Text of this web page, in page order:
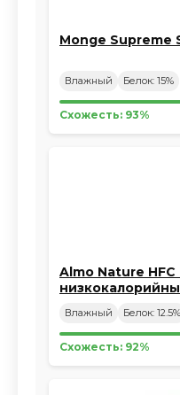
Monge Supreme
Влажный Белок: 15%
Схожесть: 93%
Almo Nature
Влажный Белок: 12.5%
Схожесть: 92%